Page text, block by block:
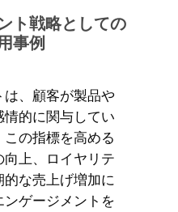
ト戦略としての
事例
は、顧客が製品や
的に関与してい
の指標を高める
上、ロイヤリテ
な売上げ増加に
ゲージメントを